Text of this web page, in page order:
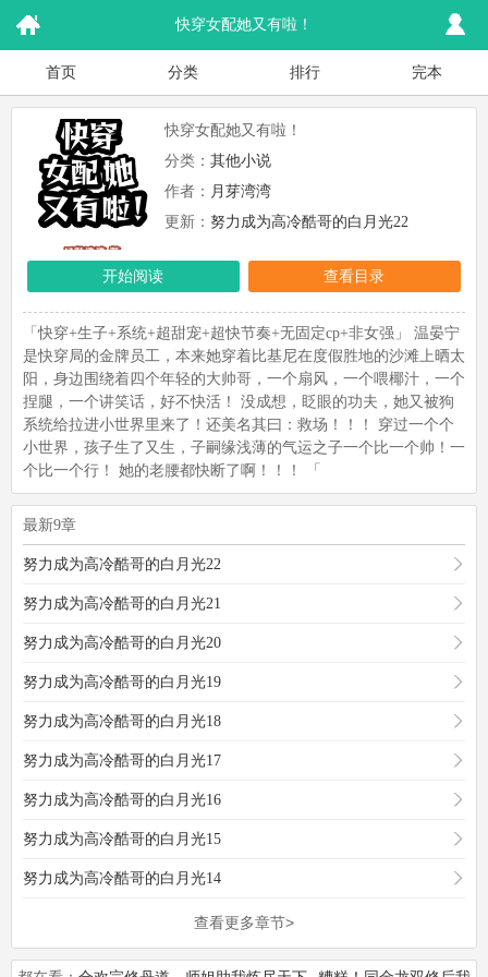
快穿女配她又有啦！
首页 分类 排行 完本
快穿女配她又有啦！
分类： 其他小说
作者： 月芽湾湾
更新： 努力成为高冷酷哥的白月光22
开始阅读 查看目录
「快穿+生子+系统+超甜宠+超快节奏+无固定cp+非女强」 温晏宁
是快穿局的金牌员工，本来她穿着比基尼在度假胜地的沙滩上晒太
阳，身边围绕着四个年轻的大帅哥，一个扇风，一个喂椰汁，一个
捏腿，一个讲笑话，好不快活！ 没成想，眨眼的功夫，她又被狗
系统给拉进小世界里来了！还美名其曰：救场！！！ 穿过一个个
小世界，孩子生了又生，子嗣缘浅薄的气运之子一个比一个帅！一
个比一个行！ 她的老腰都快断了啊！！！ 「
最新9章
努力成为高冷酷哥的白月光22
努力成为高冷酷哥的白月光21
努力成为高冷酷哥的白月光20
努力成为高冷酷哥的白月光19
努力成为高冷酷哥的白月光18
努力成为高冷酷哥的白月光17
努力成为高冷酷哥的白月光16
努力成为高冷酷哥的白月光15
努力成为高冷酷哥的白月光14
查看更多章节>